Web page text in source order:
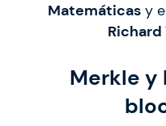
Matemáticasy
Richard
Merkle y